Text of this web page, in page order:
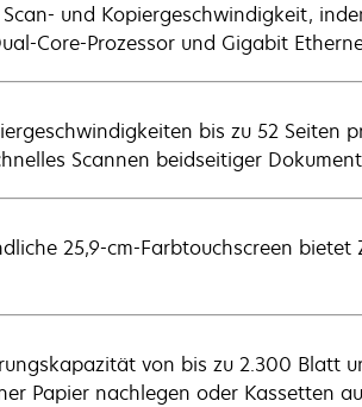
und Kopiergeschwindigkeit,
Core-Prozessor und Gigabit
bis zu 52 Seiten
Scannen beidseitiger
25,9-cm-Farbtouchscreen
von bis zu 2.300 Blatt
Papier nachlegen oder Kassetten